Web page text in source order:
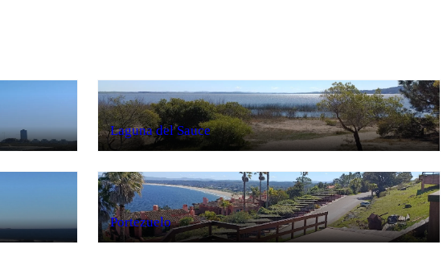
Laguna del Sauce
Portezuelo